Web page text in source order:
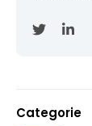
Categorie